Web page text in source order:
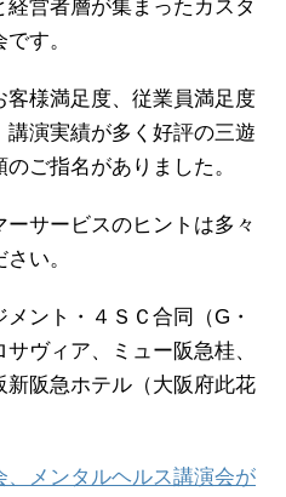
経営者層が集まったカスタ
す。
様満足度、従業員満足度
演実績が多く好評の三遊
ご指名がありました。
サービスのヒントは多々
い。
ント・４ＳＣ合同（G・
ヴィア、ミュー阪急桂、
阪急ホテル（大阪府此花
メンタルヘルス講演会が